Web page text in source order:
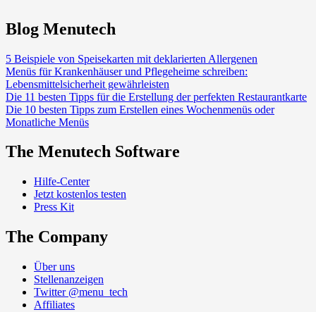
Blog Menutech
5 Beispiele von Speisekarten mit deklarierten Allergenen
Menüs für Krankenhäuser und Pflegeheime schreiben:
Lebensmittelsicherheit gewährleisten
Die 11 besten Tipps für die Erstellung der perfekten Restaurantkarte
Die 10 besten Tipps zum Erstellen eines Wochenmenüs oder
Monatliche Menüs
The Menutech Software
Hilfe-Center
Jetzt kostenlos testen
Press Kit
The Company
Über uns
Stellenanzeigen
Twitter @menu_tech
Affiliates